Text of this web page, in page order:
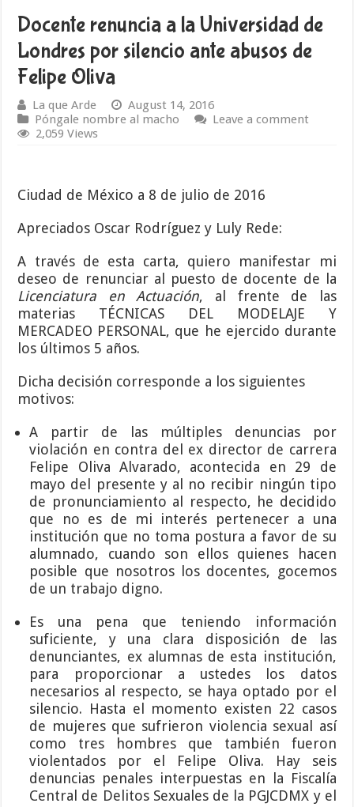
Docente renuncia a la Universidad de
Londres por silencio ante abusos de
Felipe Oliva
La que Arde
August 14, 2016
Póngale nombre al macho
Leave a comment
2,059 Views
Ciudad de México a 8 de julio de 2016
Apreciados Oscar Rodríguez y Luly Rede:
A través de esta carta, quiero manifestar mi
deseo de renunciar al puesto de docente de la
Licenciatura en Actuación, al frente de las
materias TÉCNICAS DEL MODELAJE Y
MERCADEO PERSONAL, que he ejercido durante
los últimos 5 años.
Dicha decisión corresponde a los siguientes
motivos:
A partir de las múltiples denuncias por
violación en contra del ex director de carrera
Felipe Oliva Alvarado, acontecida en 29 de
mayo del presente y al no recibir ningún tipo
de pronunciamiento al respecto, he decidido
que no es de mi interés pertenecer a una
institución que no toma postura a favor de su
alumnado, cuando son ellos quienes hacen
posible que nosotros los docentes, gocemos
de un trabajo digno.
Es una pena que teniendo información
suficiente, y una clara disposición de las
denunciantes, ex alumnas de esta institución,
para proporcionar a ustedes los datos
necesarios al respecto, se haya optado por el
silencio. Hasta el momento existen 22 casos
de mujeres que sufrieron violencia sexual así
como tres hombres que también fueron
violentados por el Felipe Oliva. Hay seis
denuncias penales interpuestas en la Fiscalía
Central de Delitos Sexuales de la PGJCDMX y el